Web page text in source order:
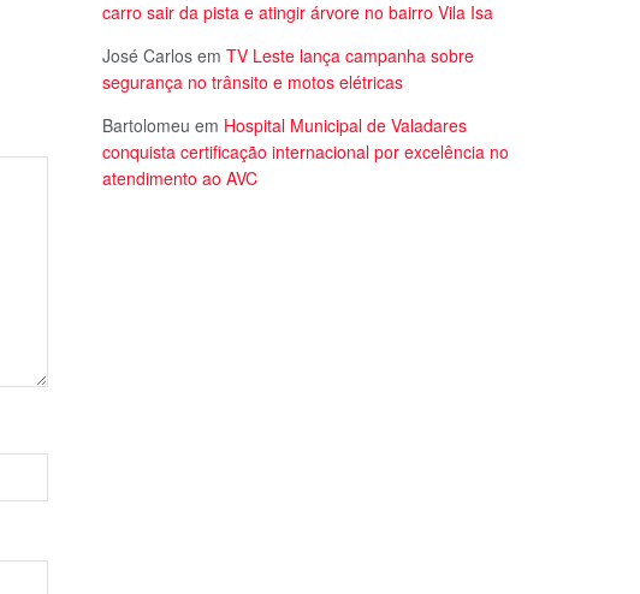
carro sair da pista e atingir árvore no bairro Vila Isa
José Carlos em TV Leste lança campanha sobre
segurança no trânsito e motos elétricas
Bartolomeu em Hospital Municipal de Valadares
conquista certificação internacional por excelência no
atendimento ao AVC